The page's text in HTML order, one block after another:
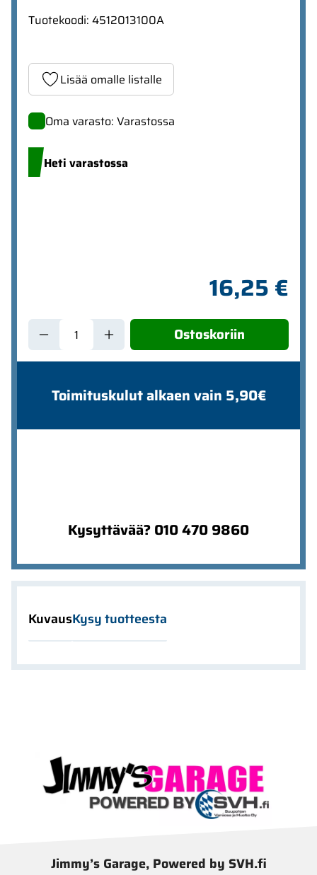
Tuotekoodi: 4512013100A
Lisää omalle listalle
Oma varasto: Varastossa
Heti varastossa
16,25 €
Ostoskoriin
Toimituskulut alkaen vain 5,90€
Kysyttävää? 010 470 9860
KuvausKysy tuotteesta
Jimmy’s Garage, Powered by SVH.fi